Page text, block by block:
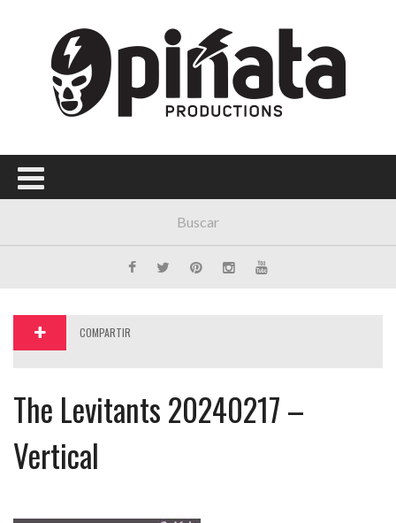
Menú Principal
PORTADA
CONCIERTOS
FESTIVALES
COMPARTIR
The Levitants 20240217 –
Vertical